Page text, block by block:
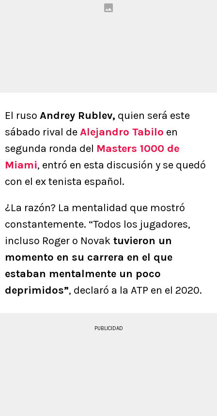
El ruso Andrey Rublev, quien será este
sábado rival deAlejandro Tabilo en
segunda ronda del Masters 1000 de
Miami, entró en esta discusión y se quedó
con el ex tenista español.
¿La razón? La mentalidad que mostró
constantemente. “Todos los jugadores,
incluso Roger o Novak tuvieron un
momento en su carrera en el que
estaban mentalmente un poco
deprimidos”, declaró a la ATP en el 2020.
PUBLICIDAD